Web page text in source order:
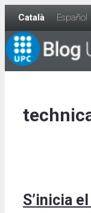
Skip
content
Català Español
S’inicia